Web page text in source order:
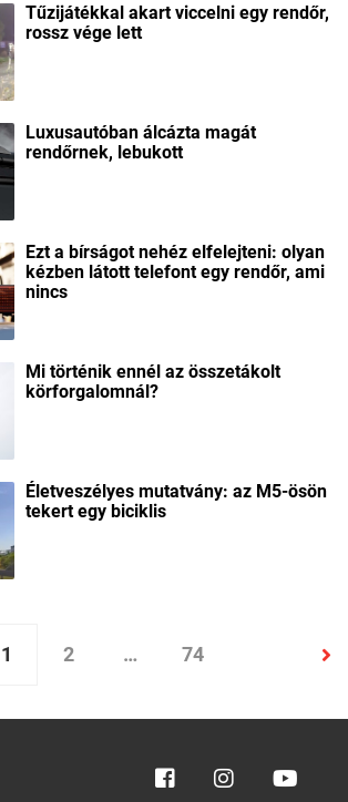
Tűzijátékkal akart viccelni egy rendőr,
rossz vége lett
Luxusautóban álcázta magát
rendőrnek, lebukott
Ezt a bírságot nehéz elfelejteni: olyan
kézben látott telefont egy rendőr, ami
nincs
Mi történik ennél az összetákolt
körforgalomnál?
Életveszélyes mutatvány: az M5-ösön
tekert egy biciklis
1 2 … 74